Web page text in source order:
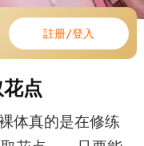
註册/登入
点
体真的是在修练